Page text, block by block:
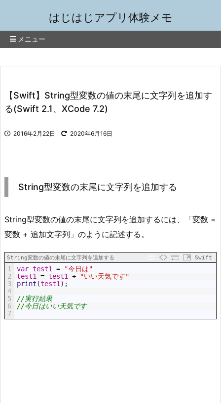
はじはじアプリ体験メモ
メニュー
【Swift】String型変数の値の末尾に文字列を追加す
る(Swift 2.1、XCode 7.2)
2016年2月22日 2020年6月16日
String型変数の末尾に文字列を追加する
String型変数の値の末尾に文字列を追加するには、「変数 =
変数 + 追加文字列」のように記述する。
String変数の値の末尾に文字列を追加する Swift
1
2
3
4
5
6
7
var test1 =
"今日は"
test1
= test1 +
"いい天気です"
print (test1 ) ;
//実行結果
//今日はいい天気です